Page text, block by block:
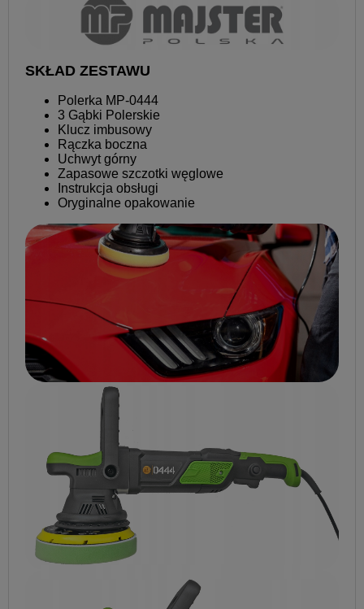
SKŁAD ZESTAWU
Polerka MP-0444
3 Gąbki Polerskie
Klucz imbusowy
Rączka boczna
Uchwyt górny
Zapasowe szczotki węglowe
Instrukcja obsługi
Oryginalne opakowanie